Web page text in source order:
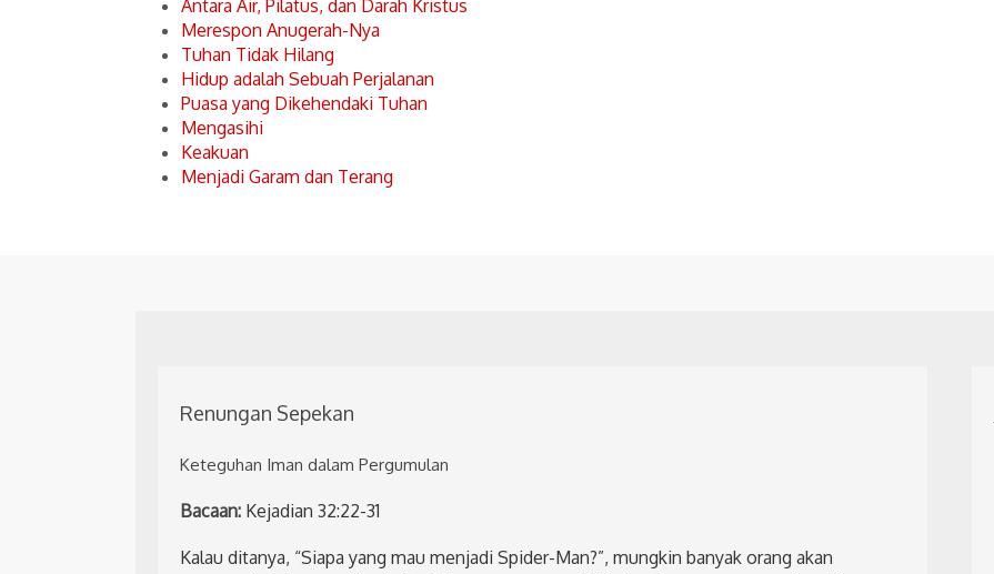
Antara Air, Pilatus, dan Darah Kristus
Merespon Anugerah-Nya
Tuhan Tidak Hilang
Hidup adalah Sebuah Perjalanan
Puasa yang Dikehendaki Tuhan
Mengasihi
Keakuan
Menjadi Garam dan Terang
Renungan Sepekan
Keteguhan Iman dalam Pergumulan
Bacaan: Kejadian 32:22-31
Kalau ditanya, “Siapa yang mau menjadi Spider-Man?”, mungkin banyak orang akan